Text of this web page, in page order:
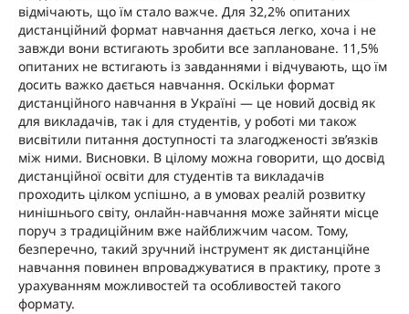
відмічають, що їм стало важче. Для 32,2% опитаних
дистанційний формат навчання дається легко, хоча і не
завжди вони встигають зробити все заплановане. 11,5%
опитаних не встигають із завданнями і відчувають, що їм
досить важко дається навчання. Оскільки формат
дистанційного навчання в Україні — це новий досвід як
для викладачів, так і для студентів, у роботі ми також
висвітили питання доступності та злагодженості зв’язків
між ними. Висновки. В цілому можна говорити, що досвід
дистанційної освіти для студентів та викладачів
проходить цілком успішно, а в умовах реалій розвитку
нинішнього світу, онлайн-навчання може зайняти місце
поруч з традиційним вже найближчим часом. Тому,
безперечно, такий зручний інструмент як дистанційне
навчання повинен впроваджуватися в практику, проте з
урахуванням можливостей та особливостей такого
формату.